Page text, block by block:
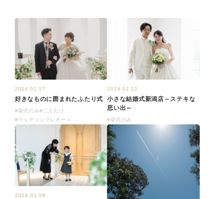
2024.01.17
好きなものに囲まれたふたり式
#挙式のみ#二人だけ
#ウェディングレポート
2024.01.12
小さな結婚式新潟店～ステキな
思い出～
#挙式のみ
2024.01.08